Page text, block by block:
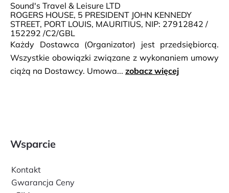
Sound's Travel & Leisure LTD
ROGERS HOUSE, 5 PRESIDENT JOHN KENNEDY
STREET, PORT LOUIS, MAURITIUS, NIP: 27912842 /
152292 /C2/GBL
Każdy Dostawca (Organizator) jest przedsiębiorcą.
Wszystkie obowiązki związane z wykonaniem umowy
ciążą na Dostawcy. Umowa... zobacz więcej
Wsparcie
Kontakt
Gwarancja Ceny